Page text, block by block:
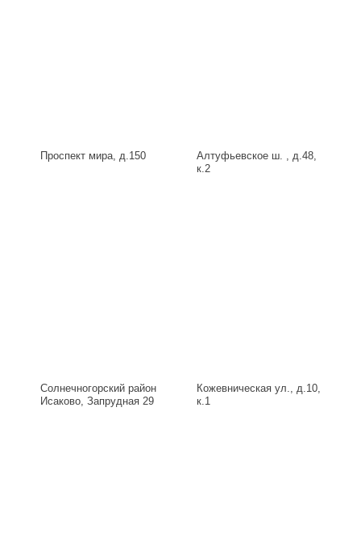
Проспект мира, д.150
Алтуфьевское ш. , д.48,
к.2
Солнечногорский район
Исаково, Запрудная 29
Кожевническая ул., д.10,
к.1